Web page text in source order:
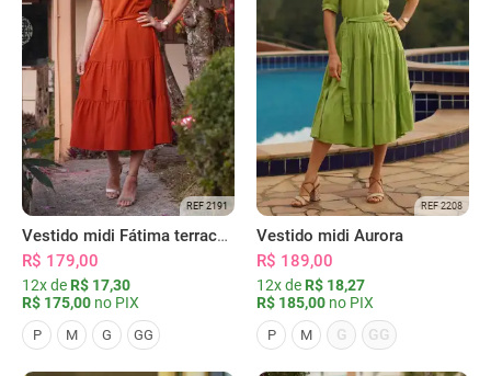
REF 2191
Vestido midi Fátima terracota
R$ 179,00
12x de R$ 17,30
R$ 175,00 no PIX
P M G GG
REF 2208
Vestido midi Aurora
R$ 189,00
12x de R$ 18,27
R$ 185,00 no PIX
P M G GG